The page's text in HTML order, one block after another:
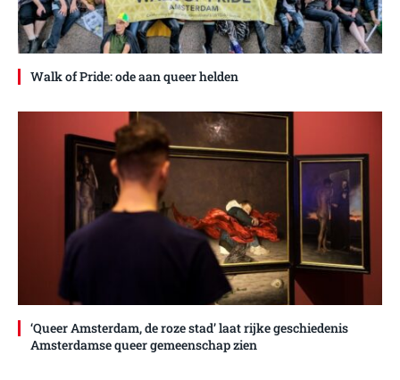
Walk of Pride: ode aan queer helden
‘Queer Amsterdam, de roze stad’ laat rijke geschiedenis
Amsterdamse queer gemeenschap zien